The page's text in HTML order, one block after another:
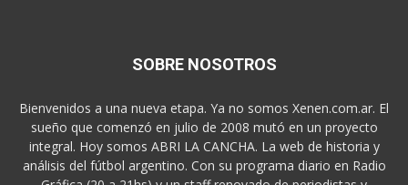
SOBRE NOSOTROS
Bienvenidos a una nueva etapa. Ya no somos Xenen.com.ar. El
sueño que comenzó en julio de 2008 mutó en un proyecto
integral. Hoy somos ABRI LA CANCHA. La web de historia y
análisis del fútbol argentino. Con su programa diario en Radio